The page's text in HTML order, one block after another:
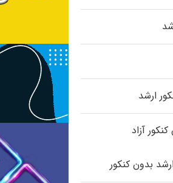
ارشد
آزاد
بدون کنکور